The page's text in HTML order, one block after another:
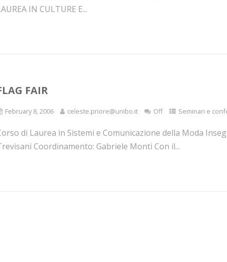
IN CULTURE E...
FAIR
February 8, 2006 celeste.priore@unibo.it Off Seminari e
di Laurea in Sistemi e Comunicazione della Moda
Coordinamento: Gabriele Monti Con il...